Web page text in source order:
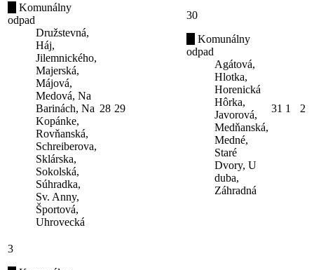
Komunálny
odpad
Družstevná,
Háj,
Jilemnického,
Majerská,
Májová,
Medová, Na
Barinách, Na
Kopánke,
Rovňanská,
Schreiberova,
Sklárska,
Sokolská,
Súhradka,
Sv. Anny,
Športová,
Uhrovecká
28 29
30
Komunálny
odpad
Agátová,
Hlotka,
Horenická
Hôrka,
Javorová,
Medňanská,
Medné,
Staré
Dvory, U
duba,
Záhradná
31 1 2
3